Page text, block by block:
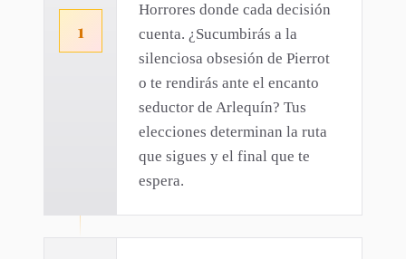
1
Horrores donde cada decisión
cuenta. ¿Sucumbirás a la
silenciosa obsesión de Pierrot
o te rendirás ante el encanto
seductor de Arlequín? Tus
elecciones determinan la ruta
que sigues y el final que te
espera.